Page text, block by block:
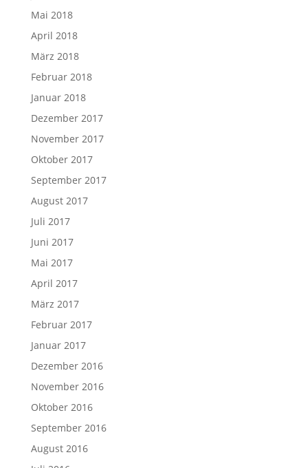
Mai 2018
April 2018
März 2018
Februar 2018
Januar 2018
Dezember 2017
November 2017
Oktober 2017
September 2017
August 2017
Juli 2017
Juni 2017
Mai 2017
April 2017
März 2017
Februar 2017
Januar 2017
Dezember 2016
November 2016
Oktober 2016
September 2016
August 2016